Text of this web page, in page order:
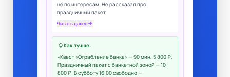
не по интересам. Не рассказал про
праздничный пакет.
Читать далееarrow_forward
lightbulbКак лучше:
«Квест «Ограбление банка» — 90 мин, 5 800 ₽.
Праздничный пакет с банкетной зоной — 10
800 ₽. В субботу 16:00 свободно —